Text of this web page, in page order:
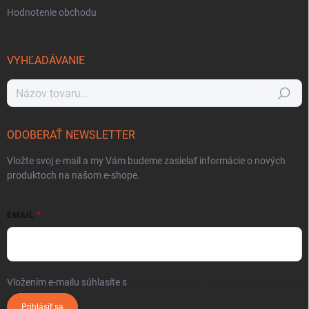
Hodnotenie obchodu
VYHĽADÁVANIE
Hľadať
ODOBERAŤ NEWSLETTER
Vložte svoj e-mail a my Vám budeme zasielať informácie o nových
produktoch na našom e-shope.
EMAIL
Vložením e-mailu súhlasíte s